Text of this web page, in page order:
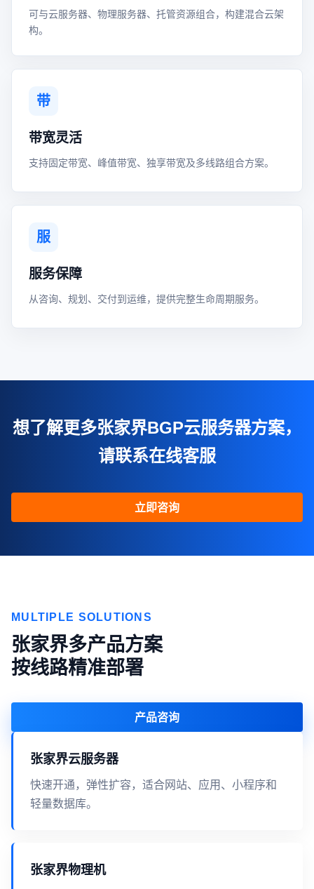
可与云服务器、物理服务器、托管资源组合，构建混合云架
构。
带
带宽灵活
支持固定带宽、峰值带宽、独享带宽及多线路组合方案。
服
服务保障
从咨询、规划、交付到运维，提供完整生命周期服务。
想了解更多张家界BGP云服务器方案，
请联系在线客服
立即咨询
MULTIPLE SOLUTIONS
张家界多产品方案
按线路精准部署
产品咨询
张家界云服务器
快速开通，弹性扩容，适合网站、应用、小程序和
轻量数据库。
张家界物理机